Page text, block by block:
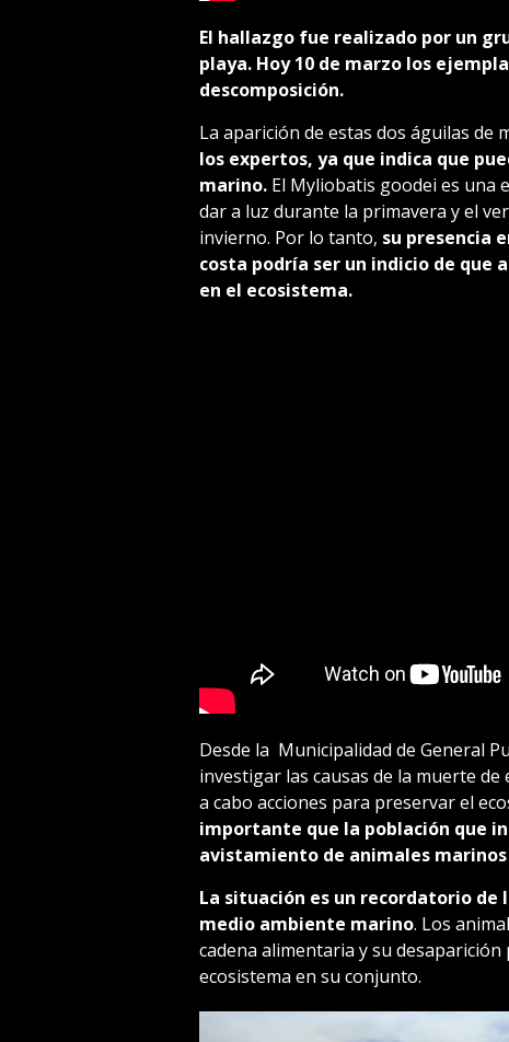
El hallazgo fue realizado por un
playa. Hoy 10 de marzo los
descomposición.
La aparición de estas dos águilas de
los expertos, ya que indica que
marino.El Myliobatis goodei es una
dar a luz durante la primavera y el
invierno. Por lo tanto, su presencia
costa podría ser un indicio de que
en el ecosistema.
Desde la Municipalidad de General
investigar las causas de la muerte
a cabo acciones para preservar el
importante que la población que
avistamiento de animales
La situación es un recordatorio
medio ambiente marino. Los
cadena alimentaria y su
ecosistema en su conjunto.